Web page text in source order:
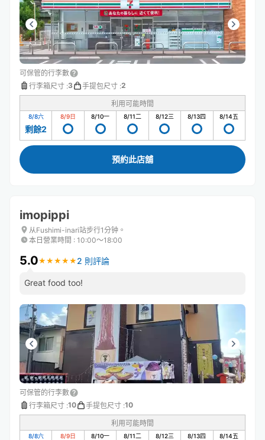
可保管的行李數
行李箱尺寸 :3 手提包尺寸 :2
利用可能時間
8/8六
剩餘2
8/9日 8/10一 8/11二 8/12三 8/13四 8/14五
預約此店舖
imopippi
从Fushimi-inari站步行1分钟。
本日營業時間 : 10:00〜18:00
5.0★ ★ ★ ★ ★
★ ★ ★ ★ ★ 2 則評論
Great food too!
可保管的行李數
行李箱尺寸 :10 手提包尺寸 :10
利用可能時間
8/8六 8/9日 8/10一 8/11二 8/12三 8/13四 8/14五